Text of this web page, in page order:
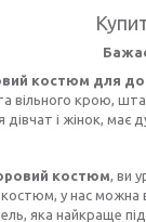
костюм для
вільного крою,
і жінок, має
костюм, ви
у нас можна
яка найкраще